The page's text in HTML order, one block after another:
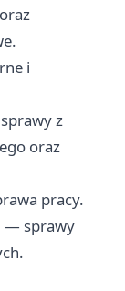
i
z
oraz
pracy.
— sprawy